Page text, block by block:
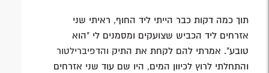
תוך כמה דקות כבר הייתי ליד החוף, ראיתי שני
אזרחים ליד הכביש שצועקים ומסמנים לי "הוא
טובע". אמרתי להם לקחת את התיק והדפיברילטור
והתחלתי לרוץ לכיוון המים, היו שם עוד שני אזרחים